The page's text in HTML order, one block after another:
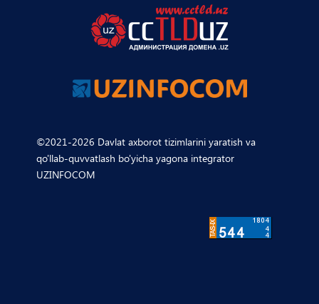
©2021-2026 Davlat axborot tizimlarini yaratish va
qo'llab-quvvatlash bo'yicha yagona integrator
UZINFOCOM